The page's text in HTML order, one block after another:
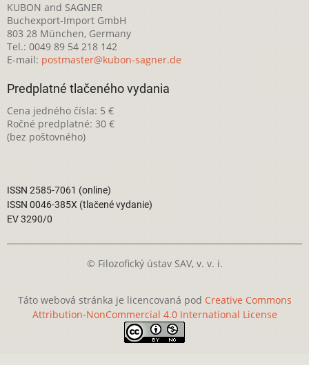
KUBON and SAGNER
Buchexport-Import GmbH
803 28 München, Germany
Tel.: 0049 89 54 218 142
E-mail: postmaster@kubon-sagner.de
Predplatné tlačeného vydania
Cena jedného čísla: 5 €
Ročné predplatné: 30 €
(bez poštovného)
ISSN 2585-7061 (online)
ISSN 0046-385X (tlačené vydanie)
EV 3290/0
© Filozofický ústav SAV, v. v. i.
Táto webová stránka je licencovaná pod Creative Commons
Attribution-NonCommercial 4.0 International License